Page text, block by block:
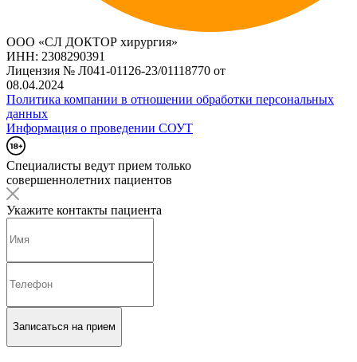
ООО «СЛ ДОКТОР хирургия»
ИНН: 2308290391
Лицензия № Л041-01126-23/01118770 от
08.04.2024
Политика компании в отношении обработки персональных
данных
Информация о проведении СОУТ
Специалисты ведут прием только
совершеннолетних пациентов
Укажите контакты пациента
Записаться на прием